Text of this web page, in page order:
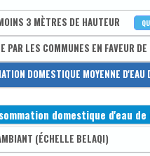
- Province - Bassin EFE - Zone
l'entité couverte par Natura
artificialisée de l'entité
3 MÈTRES DE HAUTEUR
- Province - Bassin EFE -
de canopée
dans un rayon de 500m
LES COMMUNES EN FAVEUR DE
mis en place par les
DOMESTIQUE MOYENNE
domestique d'eau
(ÉCHELLE BELAQI)